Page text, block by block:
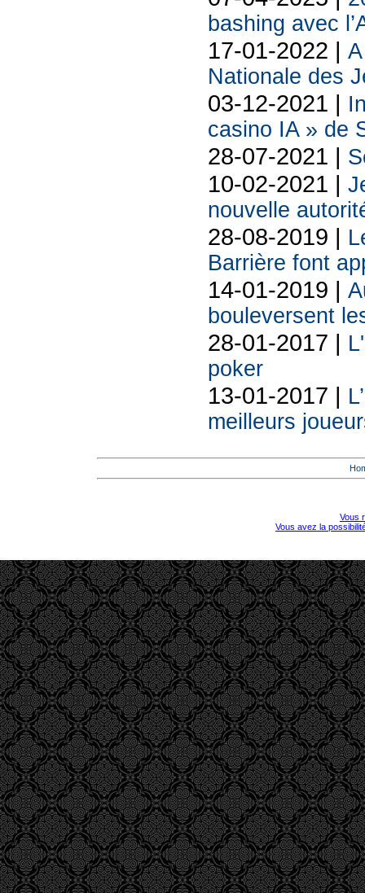
bashing avec
17-01-2022 |
Nationale des
03-12-2021 |
casino IA » de
28-07-2021 |
10-02-2021 |
nouvelle
28-08-2019 |
Barrière font
14-01-2019 |
bouleversent
28-01-2017 |
poker
13-01-2017 |
meilleurs
Vous
Vous avez la